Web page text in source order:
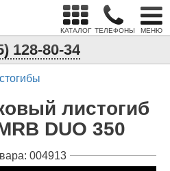
КАТАЛОГ ТЕЛЕФОНЫ МЕНЮ
128-80-34
листогиб
DUO 350
004913